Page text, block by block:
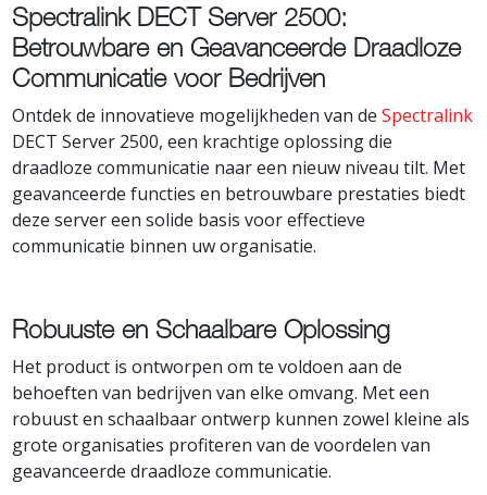
Spectralink DECT Server 2500:
Betrouwbare en Geavanceerde Draadloze
Communicatie voor Bedrijven
Ontdek de innovatieve mogelijkheden van deSpectralink
DECT Server 2500, een krachtige oplossing die
draadloze communicatie naar een nieuw niveau tilt. Met
geavanceerde functies en betrouwbare prestaties biedt
deze server een solide basis voor effectieve
communicatie binnen uw organisatie.
Robuuste en Schaalbare Oplossing
Het product is ontworpen om te voldoen aan de
behoeften van bedrijven van elke omvang. Met een
robuust en schaalbaar ontwerp kunnen zowel kleine als
grote organisaties profiteren van de voordelen van
geavanceerde draadloze communicatie.